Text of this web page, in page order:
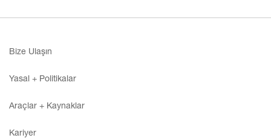
Giriş
Bize Ulaşın
Yasal + Politikalar
Araçlar + Kaynaklar
Kariyer